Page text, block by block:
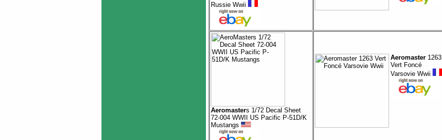
Russie Wwii
Aeromasters 1/72 Decal Sheet
72-004 WWII US Pacific P-51D/K
Mustangs
Aeromaster1263
Vert Foncé
Varsovie Wwii